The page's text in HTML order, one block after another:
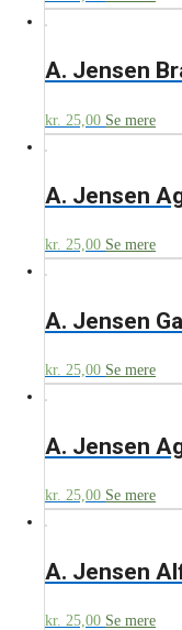
A. Jensen
kr. 25,00 Se mere
A. Jensen
kr. 25,00 Se mere
A. Jensen
kr. 25,00 Se mere
A. Jensen
kr. 25,00 Se mere
A. Jensen
kr. 25,00 Se mere